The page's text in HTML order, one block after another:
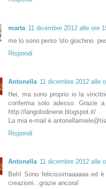
marta 11 dicembre 2012 alle ore
me lo sono perso 'sto giochino.
Rispondi
Antonella 11 dicembre 2012 alle
Hei, ma sono proprio io la
conferma solo adesso. Grazie
http://langolodinene.blogspot.it/
La mia e-mail è
Rispondi
Antonella 11 dicembre 2012 alle
Beh! Sono felicissimaaaaaa ed
creazioni...grazie ancora!